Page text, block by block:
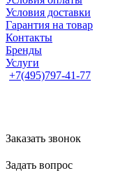
Условия доставки
Гарантия на товар
Контакты
Бренды
Услуги
+7(495)797-41-77
Заказать звонок
Задать вопрос